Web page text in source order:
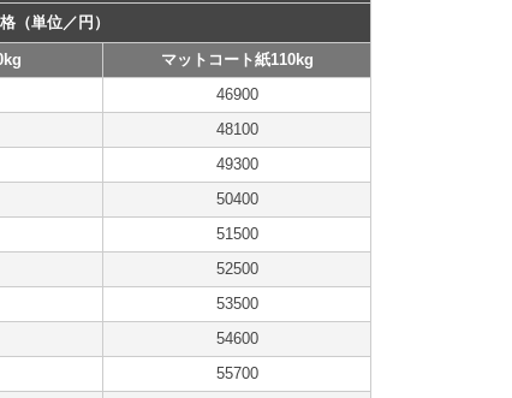
（単位／円）
マットコート紙110kg
46900
48100
49300
50400
51500
52500
53500
54600
55700